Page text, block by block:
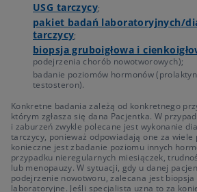
USG tarczycy;
pakiet badań laboratoryjnych/
tarczycy;
biopsja gruboigłowa i
podejrzenia chorób nowotworowych);
badanie poziomów hormonów
testosteron).
Konkretne badania zależą od konkretnego
którym zgłasza się dana Pacjentka. W
i zaburzeń zwykle polecane jest wykonanie
tarczycy, ponieważ odpowiadają one za wiele
konieczne jest zbadanie poziomu innych
przypadku nieregularnych miesiączek,
lub menopauzy. W sytuacji, gdy u danej
podejrzenie nowotworu, zalecana jest
laboratoryjne. Jeśli specjalista uzna to za